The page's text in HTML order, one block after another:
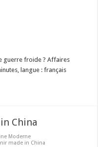
guerre froide ? Affaires
langue : français
China
Moderne
made in China